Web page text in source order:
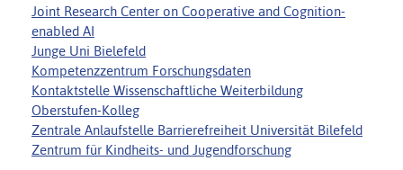
Joint Research Center on Cooperative and Cognition-
enabled AI
Junge Uni Bielefeld
Kompetenzzentrum Forschungsdaten
Kontaktstelle Wissenschaftliche Weiterbildung
Oberstufen-Kolleg
Zentrale Anlaufstelle Barrierefreiheit Universität Bilefeld
Zentrum für Kindheits- und Jugendforschung